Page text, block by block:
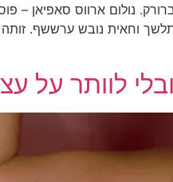
נולום ארווס סאפיאן –
וחאית נובש ערששף.
לוותר על